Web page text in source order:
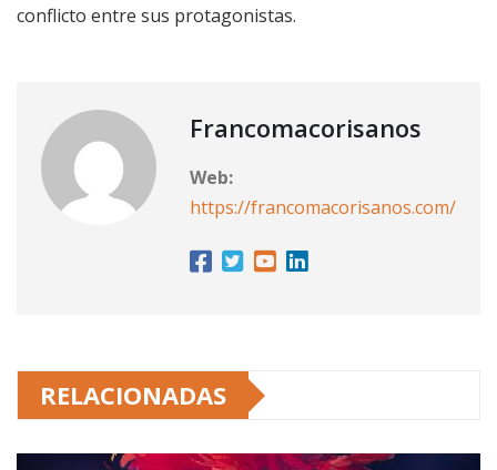
conflicto entre sus protagonistas.
Francomacorisanos
Web:
https://francomacorisanos.com/
RELACIONADAS